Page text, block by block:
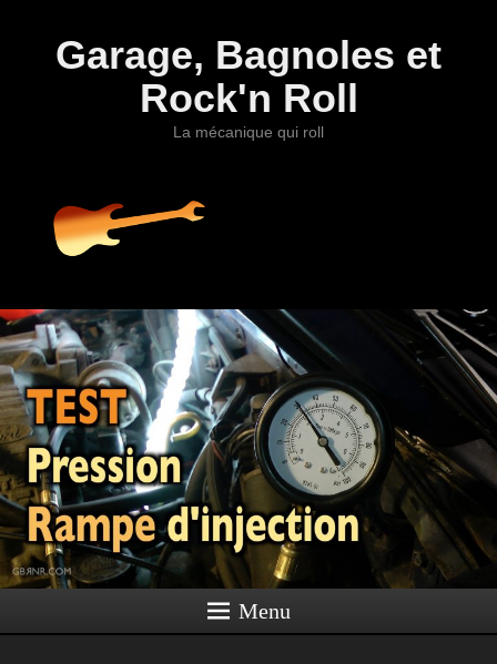
Garage, Bagnoles et
Rock'n Roll
La mécanique qui roll
Menu